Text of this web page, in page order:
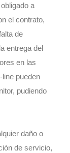
a
el contrato,
de
entrega del
en las
pueden
pudiendo
daño o
de servicio,